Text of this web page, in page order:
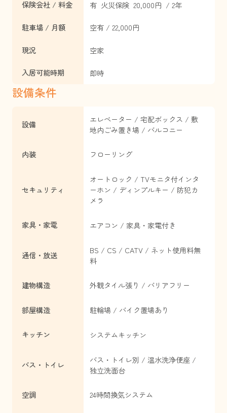
保険会社 / 料金 有 火災保険 20,000円 / 2年
駐車場 / 月額 空有 / 22,000円
現況 空家
入居可能時期 即時
設備条件
設備
エレベーター / 宅配ボックス / 敷
地内ごみ置き場 / バルコニー
内装 フローリング
セキュリティ
オートロック / TVモニタ付インタ
ーホン / ディンプルキー / 防犯カ
メラ
家具・家電 エアコン / 家具・家電付き
通信・放送
BS / CS / CATV / ネット使用料無
料
建物構造 外観タイル張り / バリアフリー
部屋構造 駐輪場 / バイク置場あり
キッチン システムキッチン
バス・トイレ
バス・トイレ別 / 温水洗浄便座 /
独立洗面台
空調 24時間換気システム